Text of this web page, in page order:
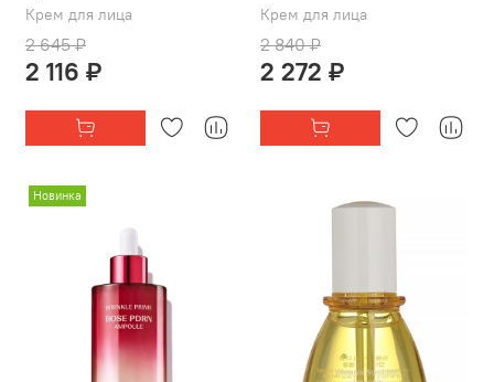
Крем для лица
2 645 ₽
2 116 ₽
Крем для лица
2 840 ₽
2 272 ₽
Новинка